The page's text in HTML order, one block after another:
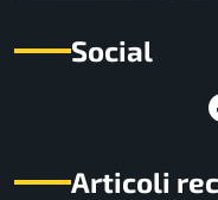
Social
Articoli